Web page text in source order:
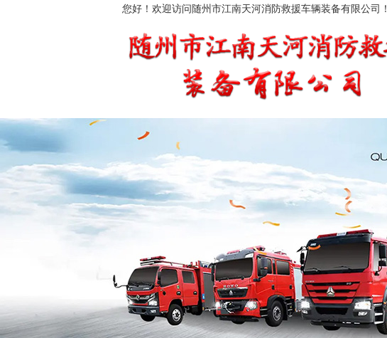
您好！欢迎访问随州市江南天河消防救援车辆装备有限公司！